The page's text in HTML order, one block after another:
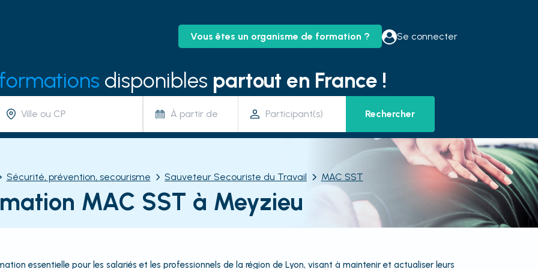
Vous êtes un organisme de formation ? Se connecter
disponibles partout en France !
À partir de Rechercher
Sécurité, prévention, secourisme Sauveteur Secouriste du Travail MAC SST
MAC SST à Meyzieu
essentielle pour les salariés et les professionnels de la région de Lyon, visant à maintenir et actualiser leurs